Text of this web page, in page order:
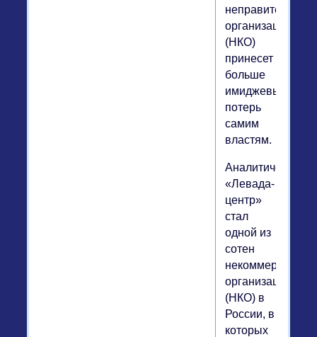
организаций
(НКО)
принесет
больше
имиджевых
потерь
самим
властям.
Аналитический
«Левада-
центр»
стал
одной из
сотен
некоммерческих
организаций
(НКО) в
России, в
которых